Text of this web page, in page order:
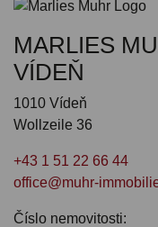
MARLIES
VÍDEŇ
1010 Vídeň
Wollzeile 36
+43 1 51 22 66 44
office@muhr-
Číslo nemovitosti: